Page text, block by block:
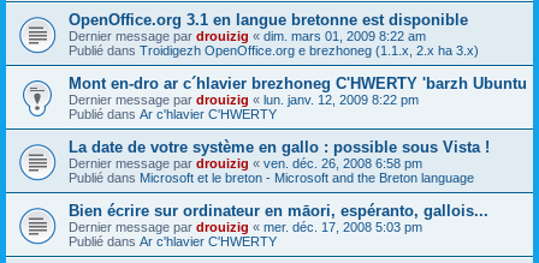
OpenOffice.org 3.1 en langue bretonne est disponible
Dernier message par drouizig « dim. mars 01, 2009 8:22 am
Publié dans Troidigezh OpenOffice.org e brezhoneg (1.1.x, 2.x ha 3.x)
Mont en-dro ar c´hlavier brezhoneg C'HWERTY 'barzh Ubuntu
Dernier message par drouizig « lun. janv. 12, 2009 8:22 pm
Publié dans Ar c'hlavier C'HWERTY
La date de votre système en gallo : possible sous Vista !
Dernier message par drouizig « ven. déc. 26, 2008 6:58 pm
Publié dans Microsoft et le breton - Microsoft and the Breton language
Bien écrire sur ordinateur en māori, espéranto, gallois...
Dernier message par drouizig « mer. déc. 17, 2008 5:03 pm
Publié dans Ar c'hlavier C'HWERTY